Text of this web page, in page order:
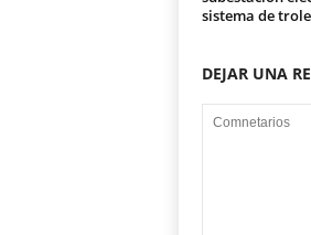
sistema de
DEJAR UNA